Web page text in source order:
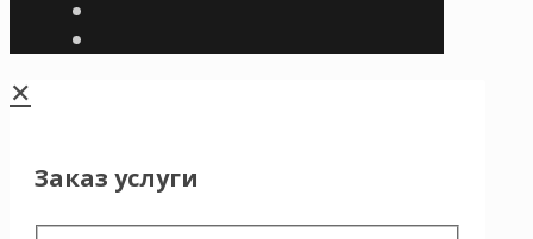
✕
Заказ услуги